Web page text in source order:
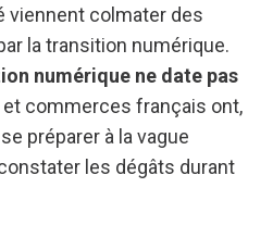
viennent colmater des
la transition numérique.
numérique ne date pas
commerces français ont,
préparer à la vague
les dégâts durant